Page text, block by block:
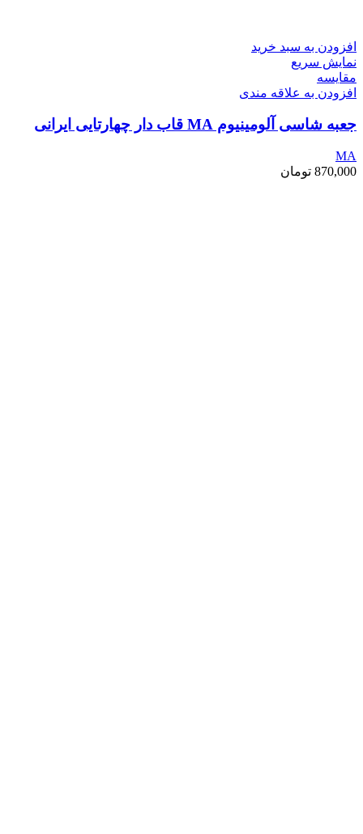
افزودن به سبد خرید
نمایش سریع
مقايسه
افزودن به علاقه مندی
جعبه شاسی آلومینیوم MA قاب دار چهارتایی ایرانی
MA
870,000 تومان